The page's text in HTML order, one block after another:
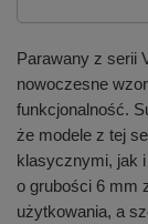
Parawany z serii
nowoczesne
funkcjonalność.
że modele z tej
klasycznymi, jak i
o grubości 6 mm
użytkowania, a